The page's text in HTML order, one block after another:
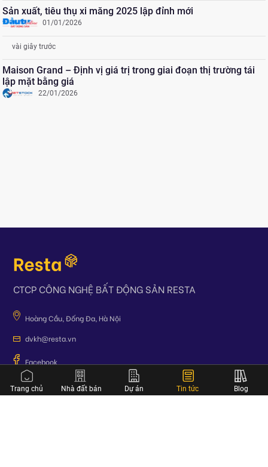
Trang chủ Nhà đất bán Dự án Tin tức Blog
Sản xuất, tiêu thụ xi măng 2025 lập đỉnh mới
01/01/2026
vài giây trước
Maison Grand – Định vị giá trị trong giai đoạn thị trường tái
lập mặt bằng giá
22/01/2026
CTCP CÔNG NGHỆ BẤT ĐỘNG SẢN RESTA
Hoàng Cầu, Đống Đa, Hà Nội
dvkh@resta.vn
Facebook
Zalo